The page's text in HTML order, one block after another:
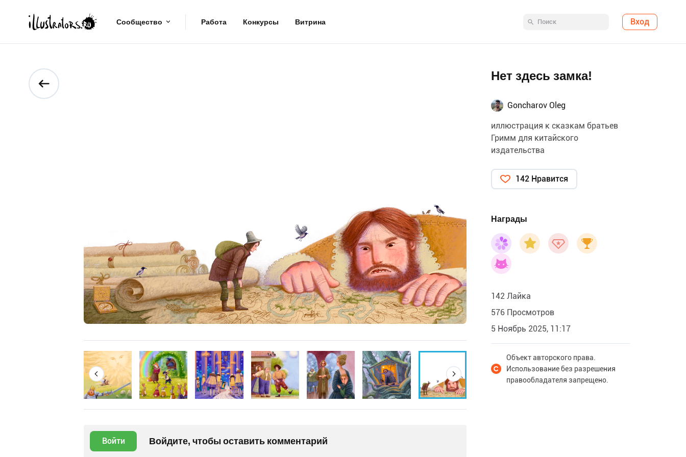
Сообщество Работа Конкурсы Витрина Вход
Войти Войдите, чтобы оставить комментарий
Нет здесь замка!
Goncharov Oleg
иллюстрация к сказкам братьев
Гримм для китайского
издательства
142 Нравится
Награды
142 Лайка
576 Просмотров
5 Ноябрь 2025, 11:17
Объект авторского права.
Использование без разрешения
правообладателя запрещено.